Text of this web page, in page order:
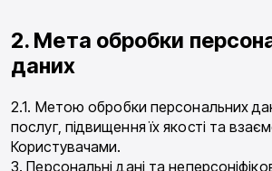
2. Мета обробки
даних
2.1. Метою обробки персональних
послуг, підвищення їх якості та
Користувачами.
3. Персональні дані та